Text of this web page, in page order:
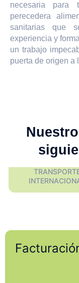
necesaria para
perecedera
sanitarias que
experiencia y
un trabajo
puerta de origen a